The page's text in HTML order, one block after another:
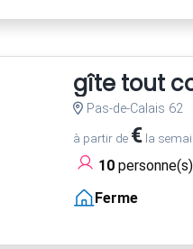
gîte tout
Pas-de-Calais 62
à partir de €la
10personne(s)
Ferme